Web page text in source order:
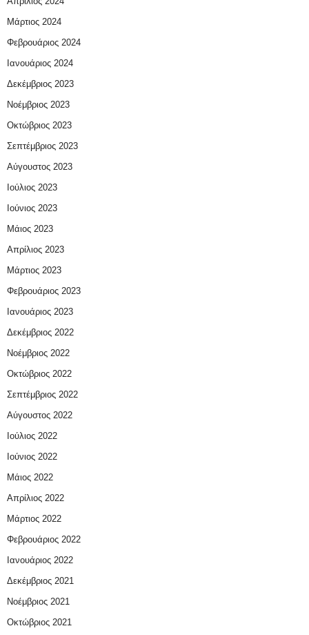
Μάρτιος 2024
Φεβρουάριος 2024
Ιανουάριος 2024
Δεκέμβριος 2023
Νοέμβριος 2023
Οκτώβριος 2023
Σεπτέμβριος 2023
Αύγουστος 2023
Ιούλιος 2023
Ιούνιος 2023
Μάιος 2023
Απρίλιος 2023
Μάρτιος 2023
Φεβρουάριος 2023
Ιανουάριος 2023
Δεκέμβριος 2022
Νοέμβριος 2022
Οκτώβριος 2022
Σεπτέμβριος 2022
Αύγουστος 2022
Ιούλιος 2022
Ιούνιος 2022
Μάιος 2022
Απρίλιος 2022
Μάρτιος 2022
Φεβρουάριος 2022
Ιανουάριος 2022
Δεκέμβριος 2021
Νοέμβριος 2021
Οκτώβριος 2021